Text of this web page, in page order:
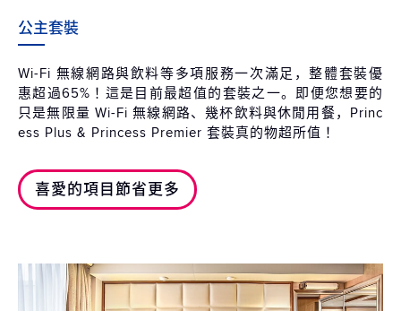
公主套裝
Wi-Fi 無線網路與飲料等多項服務一次滿足，整體套裝優
惠超過65%！這是目前最超值的套裝之一。即便您想要的
只是無限量 Wi-Fi 無線網路、幾杯飲料與休閒用餐，Princ
ess Plus & Princess Premier 套裝真的物超所值！
喜愛的項目節省更多